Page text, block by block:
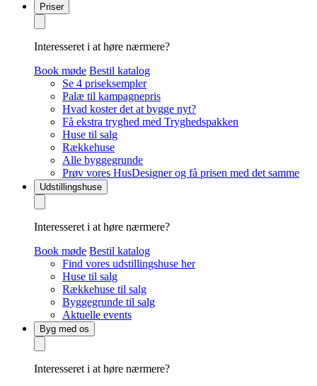
Priser
Interesseret i at høre nærmere?
Book møde Bestil katalog
Se 4 priseksempler
Palæ til kampagnepris
Hvad koster det at bygge nyt?
Få ekstra tryghed med Tryghedspakken
Huse til salg
Rækkehuse
Alle byggegrunde
Prøv vores HusDesigner og få prisen med det samme
Udstillingshuse
Interesseret i at høre nærmere?
Book møde Bestil katalog
Find vores udstillingshuse her
Huse til salg
Rækkehuse til salg
Byggegrunde til salg
Aktuelle events
Byg med os
Interesseret i at høre nærmere?